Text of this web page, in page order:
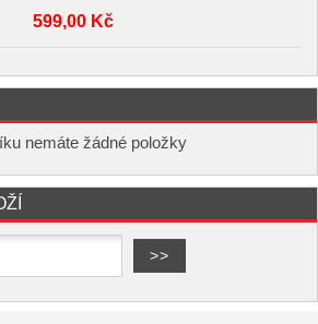
599,00 Kč
nemáte žádné položky